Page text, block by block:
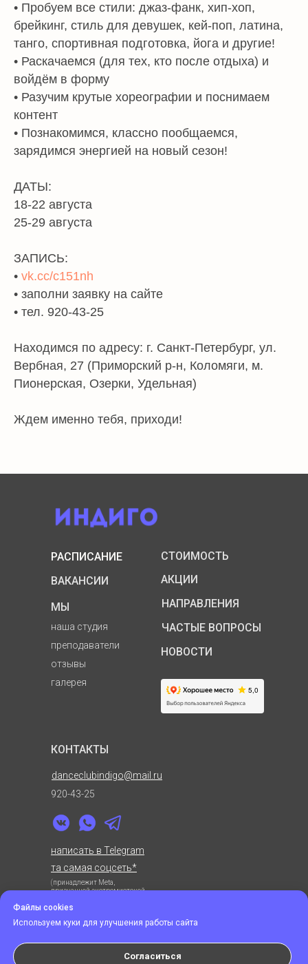
• Пробуем все стили: джаз-фанк, хип-хоп,
брейкинг, стиль для девушек, кей-поп, латина,
танго, спортивная подготовка, йога и другие!
• Раскачаемся (для тех, кто после отдыха) и
войдём в форму
• Разучим крутые хореографии и поснимаем
контент
• Познакомимся, классно пообщаемся,
зарядимся энергией на новый сезон!
ДАТЫ:
18-22 августа
25-29 августа
ЗАПИСЬ:
• vk.cc/c151nh
• заполни заявку на сайте
• тел. 920-43-25
Находимся по адресу: г. Санкт-Петербург, ул.
Вербная, 27 (Приморский р-н, Коломяги, м.
Пионерская, Озерки, Удельная)
Ждем именно тебя, приходи!
РАСПИСАНИЕ
СТОИМОСТЬ
АКЦИИ
ВАКАНСИИ
ЧАСТЫЕ ВОПРОСЫ
соревнования
НАПРАВЛЕНИЯ
НОВОСТИ
другие
характер и не являются офертой
МЫ
наша студия
преподаватели
отзывы
галерея
та самая соцсеть*
(принадлежит Meta,
признанной экстремистской
КОНТАКТЫ
danceclubindigo@mail.ru
920-43-25
написать в Telegram
Файлы cookies
Используем куки для улучшения работы сайта
Согласиться